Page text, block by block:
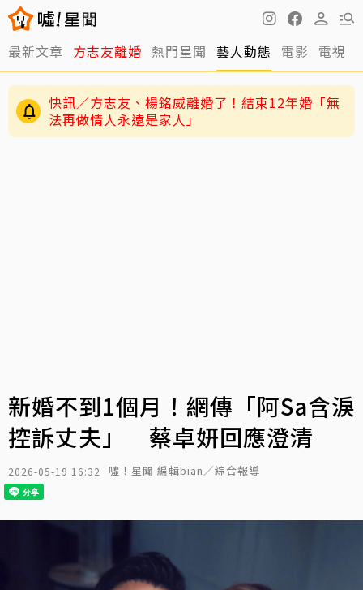
最新文章 方志友離婚 熱門星聞 藝人動態 電影 電視
12年婚姻走到盡頭早有跡象？楊銘威、方志友過
去婚姻裂痕一次看
新婚不到1個月！網傳「阿Sa含淚
控訴丈夫」 蔡卓妍回應澄清
2026-05-19 16:32 噓！星聞 編輯bian／綜合報導